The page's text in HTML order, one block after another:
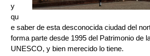
y
qu
e saber de esta desconocida ciudad del
forma parte desde 1995 del Patrimonio de
UNESCO, y bien merecido lo tiene.